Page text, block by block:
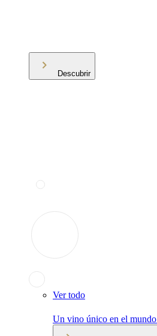
Descubrir
Ver todo
Un vino único en el mundo